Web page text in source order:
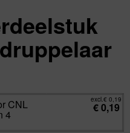
CNL
4
excl.€ 0,19
€0,19